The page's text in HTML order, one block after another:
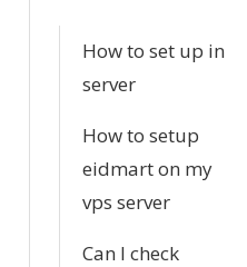
How to set up in
server
How to setup
eidmart on my
vps server
Can I check